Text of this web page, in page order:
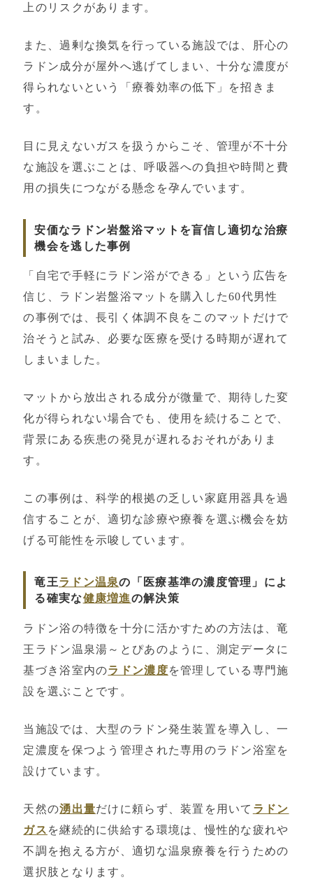
上のリスクがあります。
また、過剰な換気を行っている施設では、肝心の
ラドン成分が屋外へ逃げてしまい、十分な濃度が
得られないという「療養効率の低下」を招きま
す。
目に見えないガスを扱うからこそ、管理が不十分
な施設を選ぶことは、呼吸器への負担や時間と費
用の損失につながる懸念を孕んでいます。
安価なラドン岩盤浴マットを盲信し適切な治療
機会を逃した事例
「自宅で手軽にラドン浴ができる」という広告を
信じ、ラドン岩盤浴マットを購入した60代男性
の事例では、長引く体調不良をこのマットだけで
治そうと試み、必要な医療を受ける時期が遅れて
しまいました。
マットから放出される成分が微量で、期待した変
化が得られない場合でも、使用を続けることで、
背景にある疾患の発見が遅れるおそれがありま
す。
この事例は、科学的根拠の乏しい家庭用器具を過
信することが、適切な診療や療養を選ぶ機会を妨
げる可能性を示唆しています。
竜王ラドン温泉の「医療基準の濃度管理」によ
る確実な健康増進の解決策
ラドン浴の特徴を十分に活かすための方法は、竜
王ラドン温泉湯～とぴあのように、測定データに
基づき浴室内のラドン濃度を管理している専門施
設を選ぶことです。
当施設では、大型のラドン発生装置を導入し、一
定濃度を保つよう管理された専用のラドン浴室を
設けています。
天然の湧出量だけに頼らず、装置を用いて ラドン
ガス を継続的に供給する環境は、慢性的な疲れや
不調を抱える方が、適切な温泉療養を行うための
選択肢となります。